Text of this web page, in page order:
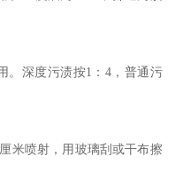
。深度污渍按1：4，普通污
米喷射，用玻璃刮或干布擦